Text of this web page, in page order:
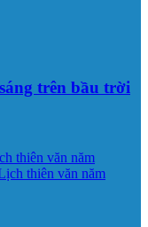
trên bầu trời
thiên văn năm
thiên văn năm